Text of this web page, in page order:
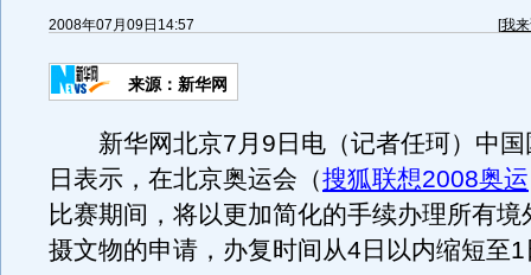
2008年07月09日14:57 [我
来源：新华网
新华网北京7月9日电（记者任珂）中国
日表示，在北京奥运会（搜狐联想2008奥运
比赛期间，将以更加简化的手续办理所有境
摄文物的申请，办复时间从4日以内缩短至